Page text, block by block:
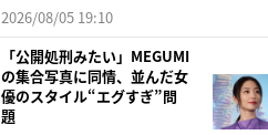
2026/08/05 19:10
「公開処刑みたい」MEGUMI
の集合写真に同情、並んだ女
優のスタイル“エグすぎ”問
題